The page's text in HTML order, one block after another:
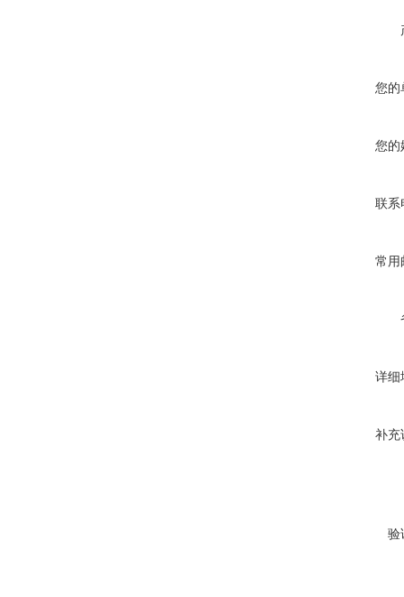
您的
您的
联系
常用
详细
补充
验